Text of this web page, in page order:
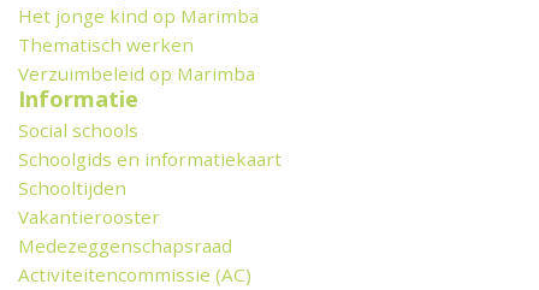
Het jonge kind op Marimba
Thematisch werken
Verzuimbeleid op Marimba
Informatie
Social schools
Schoolgids en informatiekaart
Schooltijden
Vakantierooster
Medezeggenschapsraad
Activiteitencommissie (AC)